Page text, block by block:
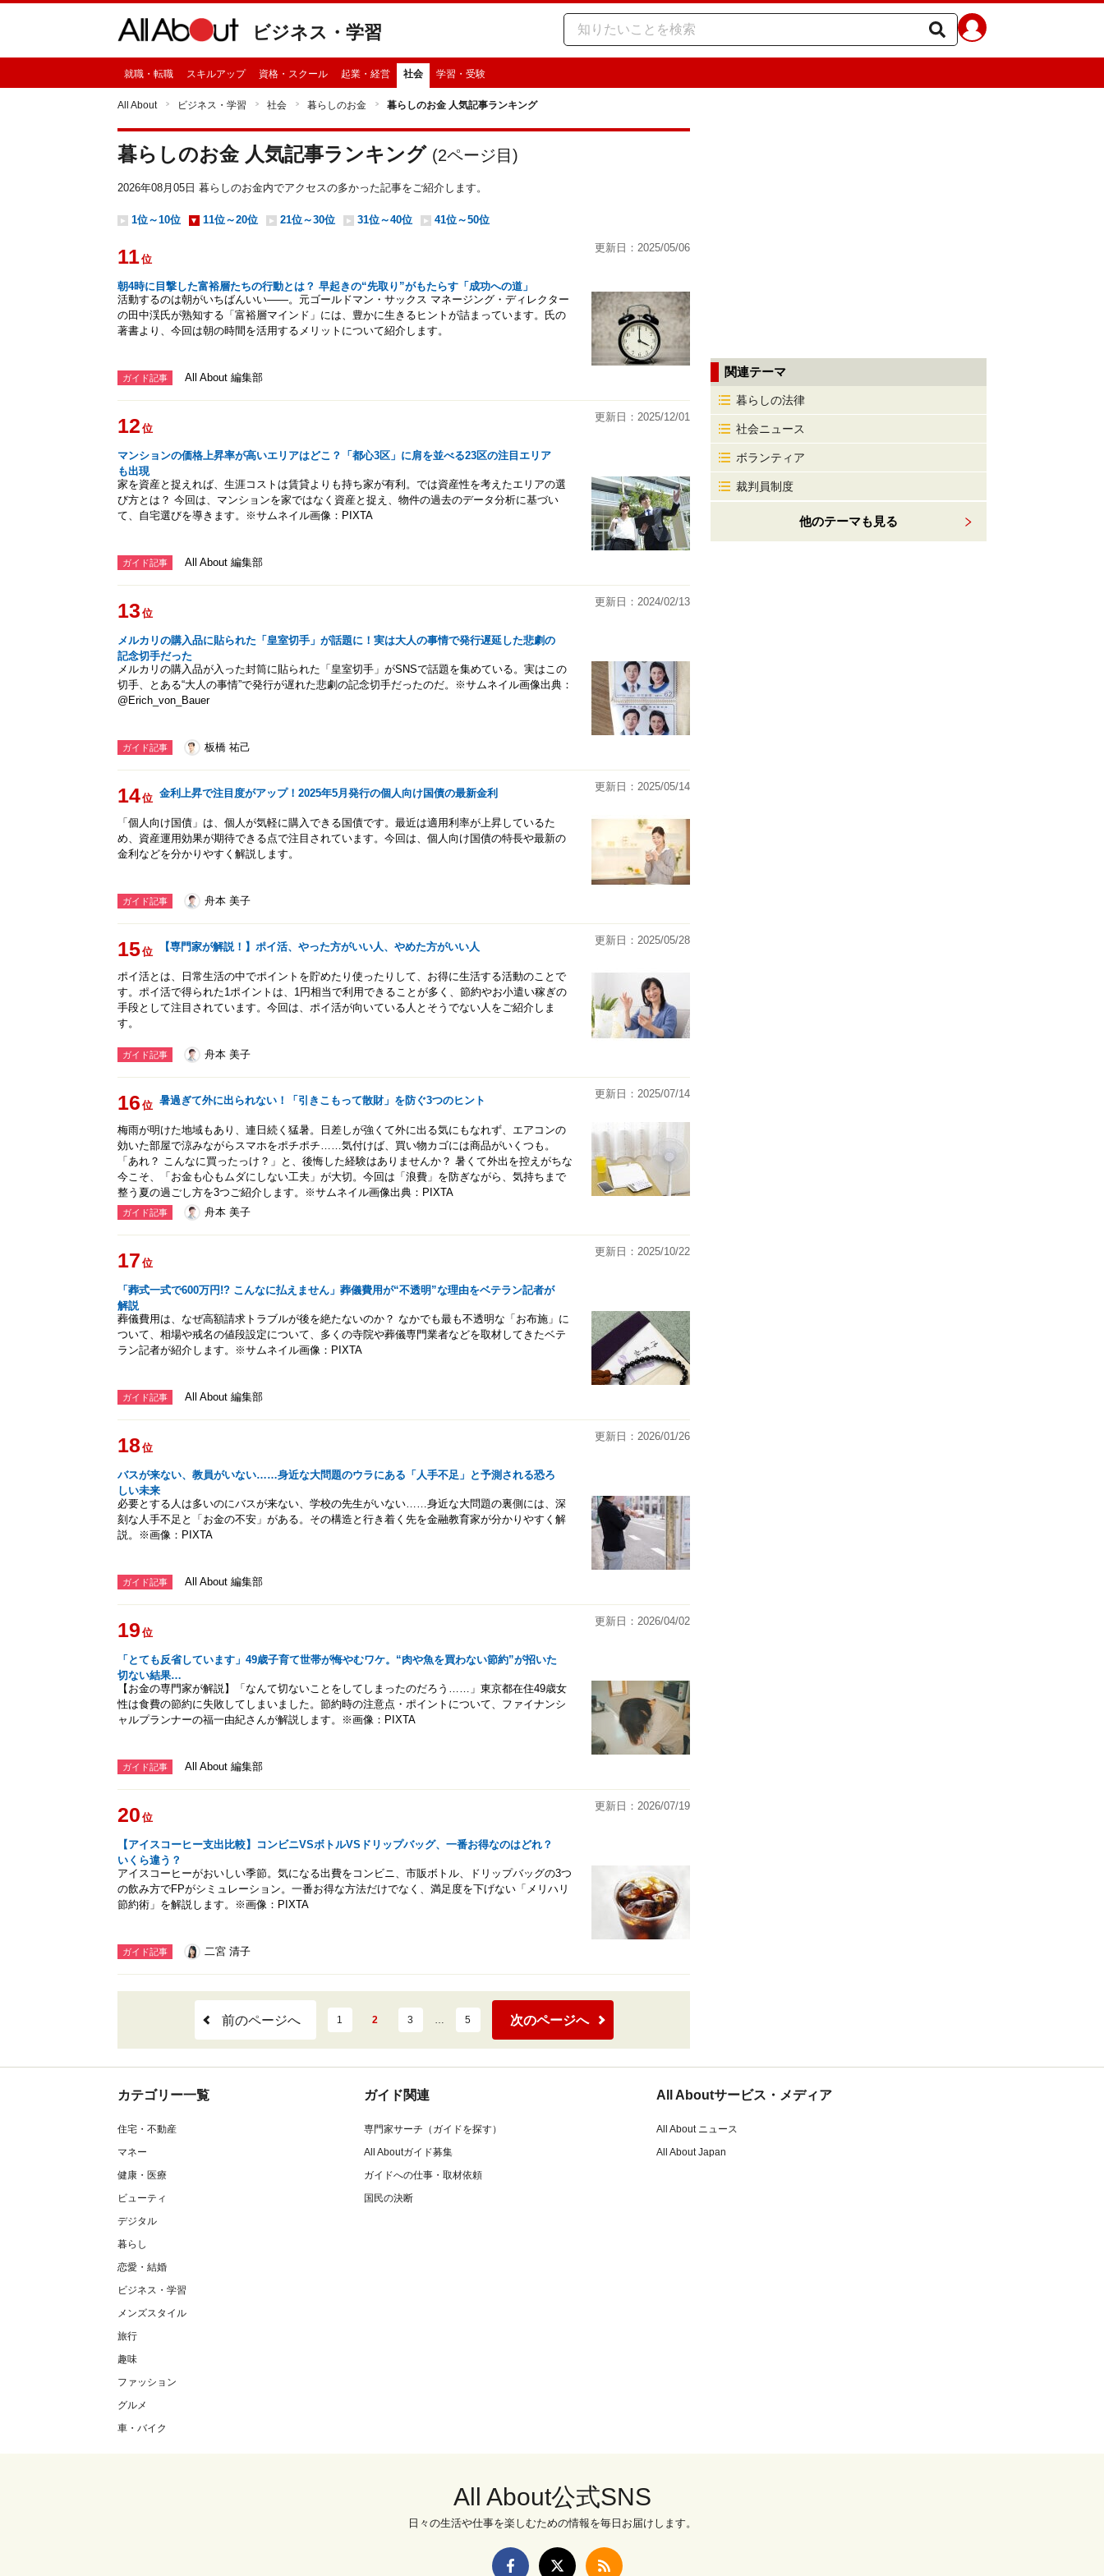
ビジネス・学習
就職・転職 スキルアップ 資格・スクール 起業・経営 社会 学習・受験
All About ビジネス・学習 社会 暮らしのお金 暮らしのお金 人気記事ランキング
暮らしのお金 人気記事ランキング (2ページ目)
2026年08月05日 暮らしのお金内でアクセスの多かった記事をご紹介します。
1位～10位 11位～20位 21位～30位 31位～40位 41位～50位
11位
朝4時に目撃した富裕層たちの行動とは？ 早起きの“先取り”がもたらす「成功への道」
更新日：2025/05/06
活動するのは朝がいちばんいい――。元ゴールドマン・サックス マネージング・ディレクター
の田中渓氏が熟知する「富裕層マインド」には、豊かに生きるヒントが詰まっています。氏の
著書より、今回は朝の時間を活用するメリットについて紹介します。
ガイド記事 All About 編集部
12 位
マンションの価格上昇率が高いエリアはどこ？「都心3区」に肩を並べる23区の注目エリア
も出現
更新日：2025/12/01
家を資産と捉えれば、生涯コストは賃貸よりも持ち家が有利。では資産性を考えたエリアの選
び方とは？ 今回は、マンションを家ではなく資産と捉え、物件の過去のデータ分析に基づい
て、自宅選びを導きます。※サムネイル画像：PIXTA
ガイド記事 All About 編集部
13 位
メルカリの購入品に貼られた「皇室切手」が話題に！実は大人の事情で発行遅延した悲劇の
記念切手だった
更新日：2024/02/13
メルカリの購入品が入った封筒に貼られた「皇室切手」がSNSで話題を集めている。実はこの
切手、とある“大人の事情”で発行が遅れた悲劇の記念切手だったのだ。※サムネイル画像出典：
@Erich_von_Bauer
ガイド記事 板橋 祐己
14位 金利上昇で注目度がアップ！2025年5月発行の個人向け国債の最新金利
更新日：2025/05/14
「個人向け国債」は、個人が気軽に購入できる国債です。最近は適用利率が上昇しているた
め、資産運用効果が期待できる点で注目されています。今回は、個人向け国債の特長や最新の
金利などを分かりやすく解説します。
ガイド記事 舟本 美子
15位 【専門家が解説！】ポイ活、やった方がいい人、やめた方がいい人
更新日：2025/05/28
ポイ活とは、日常生活の中でポイントを貯めたり使ったりして、お得に生活する活動のことで
す。ポイ活で得られた1ポイントは、1円相当で利用できることが多く、節約やお小遣い稼ぎの
手段として注目されています。今回は、ポイ活が向いている人とそうでない人をご紹介しま
す。
ガイド記事 舟本 美子
16 位 暑過ぎて外に出られない！「引きこもって散財」を防ぐ3つのヒント
更新日：2025/07/14
梅雨が明けた地域もあり、連日続く猛暑。日差しが強くて外に出る気にもなれず、エアコンの
効いた部屋で涼みながらスマホをポチポチ……気付けば、買い物カゴには商品がいくつも。
「あれ？ こんなに買ったっけ？」と、後悔した経験はありませんか？ 暑くて外出を控えがちな
今こそ、「お金も心もムダにしない工夫」が大切。今回は「浪費」を防ぎながら、気持ちまで
整う夏の過ごし方を3つご紹介します。※サムネイル画像出典：PIXTA
ガイド記事 舟本 美子
17 位
「葬式一式で600万円!? こんなに払えません」葬儀費用が“不透明”な理由をベテラン記者が
解説
更新日：2025/10/22
葬儀費用は、なぜ高額請求トラブルが後を絶たないのか？ なかでも最も不透明な「お布施」に
ついて、相場や戒名の値段設定について、多くの寺院や葬儀専門業者などを取材してきたベテ
ラン記者が紹介します。※サムネイル画像：PIXTA
ガイド記事 All About 編集部
18位
バスが来ない、教員がいない……身近な大問題のウラにある「人手不足」と予測される恐ろ
しい未来
更新日：2026/01/26
必要とする人は多いのにバスが来ない、学校の先生がいない……身近な大問題の裏側には、深
刻な人手不足と「お金の不安」がある。その構造と行き着く先を金融教育家が分かりやすく解
説。※画像：PIXTA
ガイド記事 All About 編集部
19 位
「とても反省しています」49歳子育て世帯が悔やむワケ。“肉や魚を買わない節約”が招いた
切ない結果…
更新日：2026/04/02
【お金の専門家が解説】「なんて切ないことをしてしまったのだろう……」東京都在住49歳女
性は食費の節約に失敗してしまいました。節約時の注意点・ポイントについて、ファイナンシ
ャルプランナーの福一由紀さんが解説します。※画像：PIXTA
ガイド記事 All About 編集部
20 位
【アイスコーヒー支出比較】コンビニVSボトルVSドリップバッグ、一番お得なのはどれ？
いくら違う？
更新日：2026/07/19
アイスコーヒーがおいしい季節。気になる出費をコンビニ、市販ボトル、ドリップバッグの3つ
の飲み方でFPがシミュレーション。一番お得な方法だけでなく、満足度を下げない「メリハリ
節約術」を解説します。※画像：PIXTA
ガイド記事 二宮 清子
前のページへ 1 2 3 … 5 次のページへ
関連テーマ
暮らしの法律
社会ニュース
ボランティア
裁判員制度
他のテーマも見る
カテゴリー一覧
住宅・不動産
マネー
健康・医療
ビューティ
デジタル
暮らし
恋愛・結婚
ビジネス・学習
メンズスタイル
旅行
趣味
ファッション
グルメ
車・バイク
ガイド関連
専門家サーチ（ガイドを探す）
All Aboutガイド募集
ガイドへの仕事・取材依頼
国民の決断
All Aboutサービス・メディア
All About ニュース
All About Japan
All About公式SNS
日々の生活や仕事を楽しむための情報を毎日お届けします。